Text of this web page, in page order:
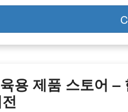
용 제품 스토어